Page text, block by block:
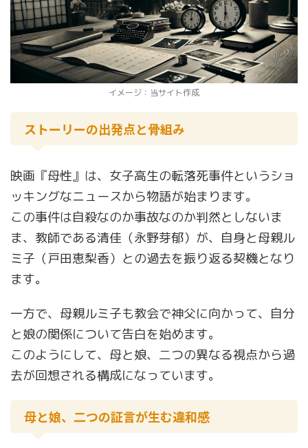
イメージ：当サイト作成
ストーリーの出発点と骨組み
映画『母性』は、女子高生の転落死事件というショ
ッキングなニュースから物語が始まります。
この事件は自殺なのか事故なのか判然としないま
ま、教師である清佳（永野芽郁）が、自身と母親ル
ミ子（戸田恵梨香）との過去を振り返る契機となり
ます。
一方で、母親ルミ子も教会で神父に向かって、自分
と娘の関係について告白を始めます。
このようにして、母と娘、二つの異なる視点から過
去が回想される構成になっています。
母と娘、二つの証言が生む違和感